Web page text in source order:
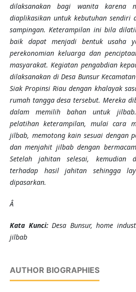
dilaksanakan bagi wanita karena
diaplikasikan untuk kebutuhan sendiri
sampingan. Keterampilan ini bila
baik dapat menjadi bentuk usaha
perekonomian keluarga dan
masyarakat. Kegiatan pengabdian
dilaksanakan di Desa Bunsur
Siak Propinsi Riau dengan khalayak
rumah tangga desa tersebut. Mereka
dalam memilih bahan untuk
pelatihan keterampilan, mulai cara
jilbab, memotong kain sesuai dengan
dan menjahit jilbab dengan
Setelah jahitan selesai, kemudian
terhadap hasil jahitan sehingga
dipasarkan.
Â
Kata Kunci: Desa Bunsur, home
jilbab
AUTHOR BIOGRAPHIES